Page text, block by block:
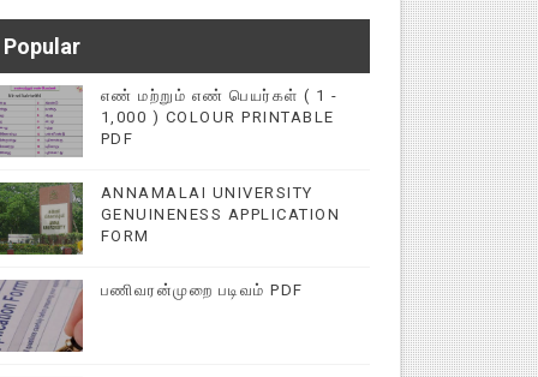
Popular
எண் மற்றும் எண் பெயர்கள் ( 1 -
1,000 ) COLOUR PRINTABLE
PDF
ANNAMALAI UNIVERSITY
GENUINENESS APPLICATION
FORM
பணிவரன்முறை படிவம் PDF